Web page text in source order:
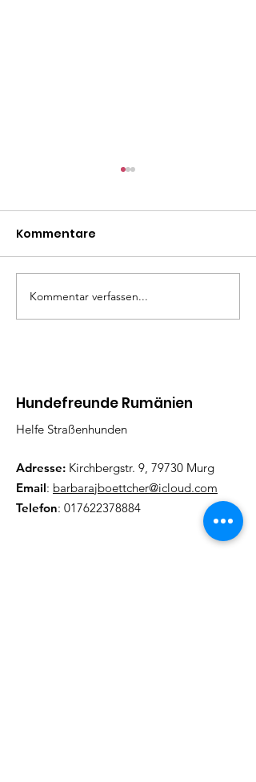
Kommentare
Kommentar verfassen...
Hundefreunde Rumänien
Helfe Straßenhunden
Adresse: Kirchbergstr. 9, 79730 Murg
Email: barbarajboettcher@icloud.com
Telefon: 017622378884